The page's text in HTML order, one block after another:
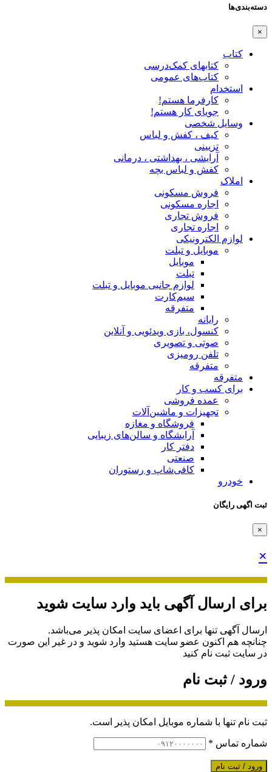
دسته‌بندی‌ها
×
کتاب
کتابهای کمک‌درسی
کتاب‌های عمومی
استخدام
کارفرما هستم!
جویای کار هستم!
وسایل شخصی
کیف ، کفش و لباس
تزیینی
آرایشی ، بهداشتی ، درمانی
کفش و لباس بچه
املاک
فروش مسکونی
اجاره مسکونی
فروش تجاری
اجاره تجاری
لوازم الکترونیکی
موبایل و تبلت
موبایل
تبلت
لوازم جانبی موبایل و تبلت
سیم‌کارت
متفرقه
رایانه
کنسول، بازی‌ ویدئویی و آنلاین
صوتی و تصویری
تلفن رومیزی
متفرقه
متفرقه
برای کسب و کار
عمده فروشی
تجهیزات و ماشین‌آلات
فروشگاه و مغازه
آرایشگاه و سالن‌های زیبایی
دفتر کار
صنعتی
کافی‌شاپ و رستوران
خودرو
ثبت اگهی رایگان
×
×
برای ارسال آگهی باید وارد سایت شوید
ارسال آگهی تنها برای اعضای سایت امکان پذیر می‌باشد.
چنانچه هم‌ اکنون عضو سایت هستید وارد شوید و در غیر این صورت
در سایت ثبت نام کنید
ورود / ثبت نام
ثبت نام تنها با شماره موبایل امکان پذیر است.
شماره تماس *
ورود / ثبت نام